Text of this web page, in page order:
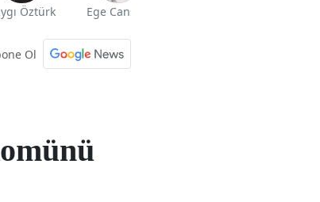
Öztürk Ege Cansen
Ol